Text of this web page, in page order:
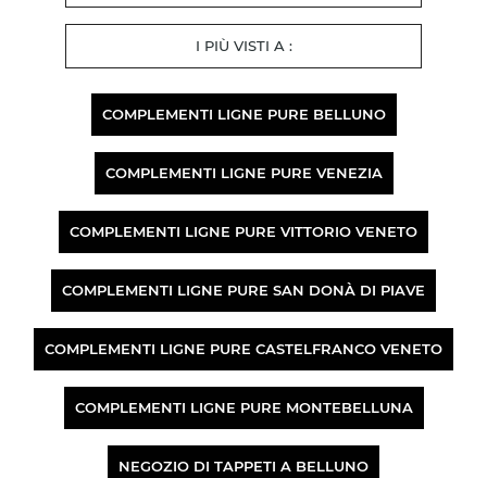
I PIÙ VISTI A :
COMPLEMENTI LIGNE PURE BELLUNO
COMPLEMENTI LIGNE PURE VENEZIA
COMPLEMENTI LIGNE PURE VITTORIO VENETO
COMPLEMENTI LIGNE PURE SAN DONÀ DI PIAVE
COMPLEMENTI LIGNE PURE CASTELFRANCO VENETO
COMPLEMENTI LIGNE PURE MONTEBELLUNA
NEGOZIO DI TAPPETI A BELLUNO